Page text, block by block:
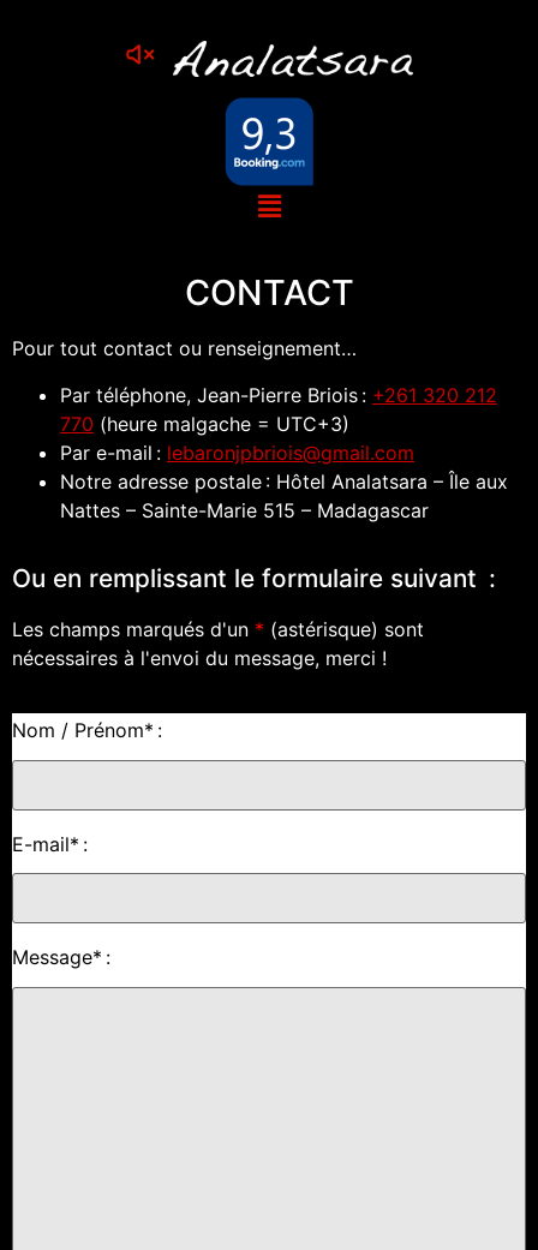
CONTACT
Pour tout contact ou renseignement…
Par téléphone, Jean-Pierre Briois : +261 320 212
770 (heure malgache = UTC+3)
Par e-mail : lebaronjpbriois@gmail.com
Notre adresse postale : Hôtel Analatsara – Île aux
Nattes – Sainte-Marie 515 – Madagascar
Ou en remplissant le formulaire suivant :
Les champs marqués d'un * (astérisque) sont
nécessaires à l'envoi du message, merci !
Nom / Prénom* :
E-mail* :
Message* :